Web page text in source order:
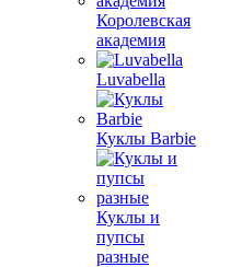
Королевская
академия
Luvabella
Куклы Barbie
Куклы и
пупсы
разные